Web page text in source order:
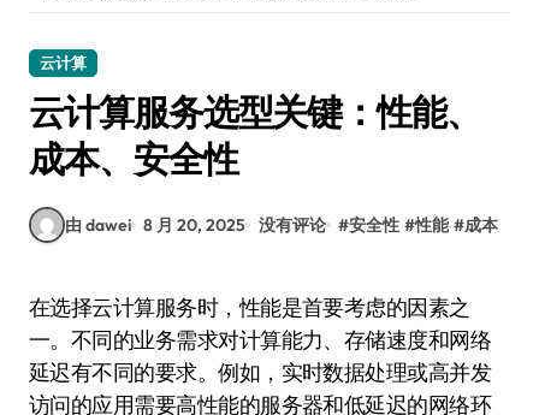
云计算
云计算服务选型关键：性能、
成本、安全性
由 dawei 8 月 20, 2025 没有评论 #安全性 #性能 #成本
在选择云计算服务时，性能是首要考虑的因素之
一。不同的业务需求对计算能力、存储速度和网络
延迟有不同的要求。例如，实时数据处理或高并发
访问的应用需要高性能的服务器和低延迟的网络环